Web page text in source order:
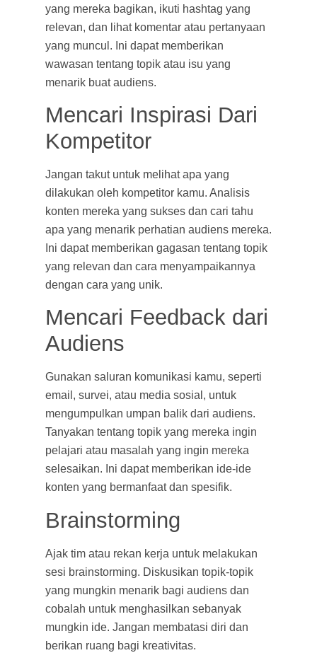
yang mereka bagikan, ikuti hashtag yang
relevan, dan lihat komentar atau pertanyaan
yang muncul. Ini dapat memberikan
wawasan tentang topik atau isu yang
menarik buat audiens.
Mencari Inspirasi Dari
Kompetitor
Jangan takut untuk melihat apa yang
dilakukan oleh kompetitor kamu. Analisis
konten mereka yang sukses dan cari tahu
apa yang menarik perhatian audiens mereka.
Ini dapat memberikan gagasan tentang topik
yang relevan dan cara menyampaikannya
dengan cara yang unik.
Mencari Feedback dari
Audiens
Gunakan saluran komunikasi kamu, seperti
email, survei, atau media sosial, untuk
mengumpulkan umpan balik dari audiens.
Tanyakan tentang topik yang mereka ingin
pelajari atau masalah yang ingin mereka
selesaikan. Ini dapat memberikan ide-ide
konten yang bermanfaat dan spesifik.
Brainstorming
Ajak tim atau rekan kerja untuk melakukan
sesi brainstorming. Diskusikan topik-topik
yang mungkin menarik bagi audiens dan
cobalah untuk menghasilkan sebanyak
mungkin ide. Jangan membatasi diri dan
berikan ruang bagi kreativitas.